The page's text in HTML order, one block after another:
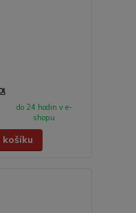
do 24 hodin v e-
shopu